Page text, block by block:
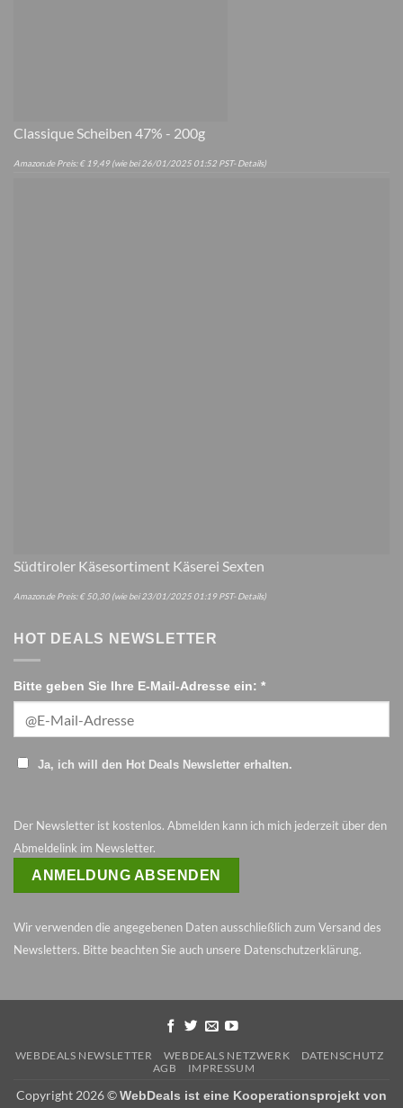
Classique Scheiben 47% - 200g
Amazon.de Preis:€19,49(wie bei 26/01/2025 01:52 PST- Details)
Südtiroler Käsesortiment Käserei Sexten
Amazon.de Preis:€50,30(wie bei 23/01/2025 01:19 PST- Details)
HOT DEALS NEWSLETTER
Bitte geben Sie Ihre E-Mail-Adresse ein: *
Ja, ich will den Hot Deals Newsletter erhalten.
Der Newsletter ist kostenlos. Abmelden kann ich mich jederzeit über den
Abmeldelink im Newsletter.
Wir verwenden die angegebenen Daten ausschließlich zum Versand des
Newsletters. Bitte beachten Sie auch unsere Datenschutzerklärung.
WEBDEALS NEWSLETTER WEBDEALS NETZWERK
DATENSCHUTZ
AGB
IMPRESSUM
Copyright 2026 ©WebDeals ist eine Kooperationsprojekt von